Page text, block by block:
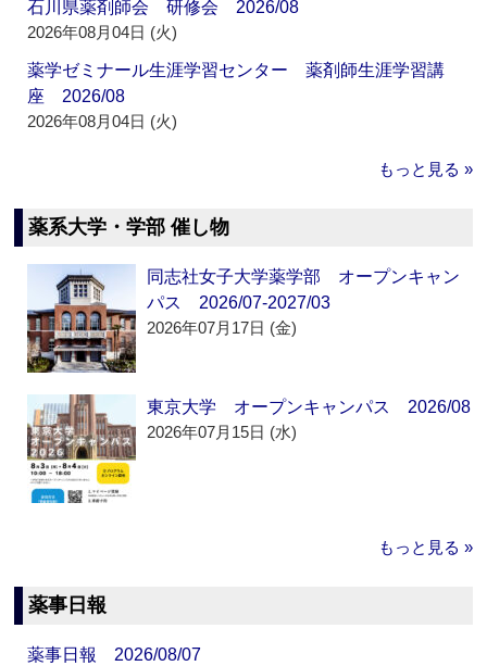
石川県薬剤師会 研修会 2026/08
2026年08月04日 (火)
薬学ゼミナール生涯学習センター 薬剤師生涯学習講
座 2026/08
2026年08月04日 (火)
もっと見る »
薬系大学・学部 催し物
同志社女子大学薬学部 オープンキャン
パス 2026/07-2027/03
2026年07月17日 (金)
東京大学 オープンキャンパス 2026/08
2026年07月15日 (水)
もっと見る »
薬事日報
薬事日報 2026/08/07